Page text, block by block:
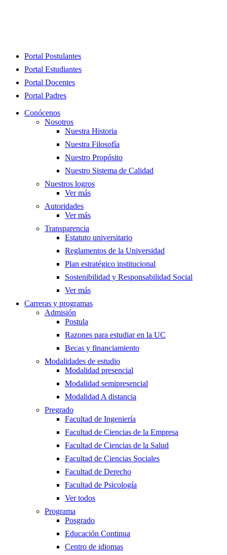
Close
Portal Postulantes
Portal Estudiantes
Portal Docentes
Portal Padres
Conócenos
Nosotros
Nuestra Historia
Nuestra Filosofía
Nuestro Propósito
Nuestro Sistema de Calidad
Nuestros logros
Ver más
Autoridades
Ver más
Transparencia
Estatuto universitario
Reglamentos de la Universidad
Plan estratégico institucional
Sostenibilidad y Responsabilidad Social
Ver más
Carreras y programas
Admisión
Postula
Razones para estudiar en la UC
Becas y financiamiento
Modalidades de estudio
Modalidad presencial
Modalidad semipresencial
Modalidad A distancia
Pregrado
Facultad de Ingeniería
Facultad de Ciencias de la Empresa
Facultad de Ciencias de la Salud
Facultad de Ciencias Sociales
Facultad de Derecho
Facultad de Psicología
Ver todos
Programa
Posgrado
Educación Continua
Centro de idiomas